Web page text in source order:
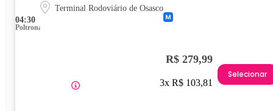
04:30
Terminal Rodoviário de Osasco
Poltrona
R$ 279,99
3x R$ 103,81
Selecionar